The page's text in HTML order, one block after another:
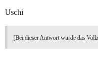
Uschi
[Bei dieser Antwort wurde das